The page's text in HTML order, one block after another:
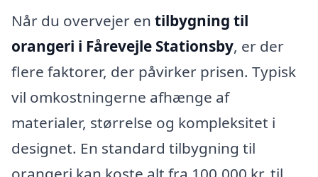
Når du overvejer en tilbygning til
orangeri i Fårevejle Stationsby, er der
flere faktorer, der påvirker prisen. Typisk
vil omkostningerne afhænge af
materialer, størrelse og kompleksitet i
designet. En standard tilbygning til